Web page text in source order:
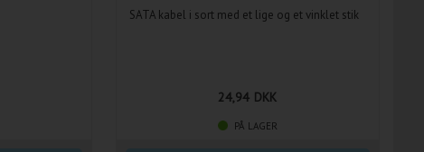
SATA kabel i sort med et lige og et vinklet stik
24,94 DKK
PÅ LAGER